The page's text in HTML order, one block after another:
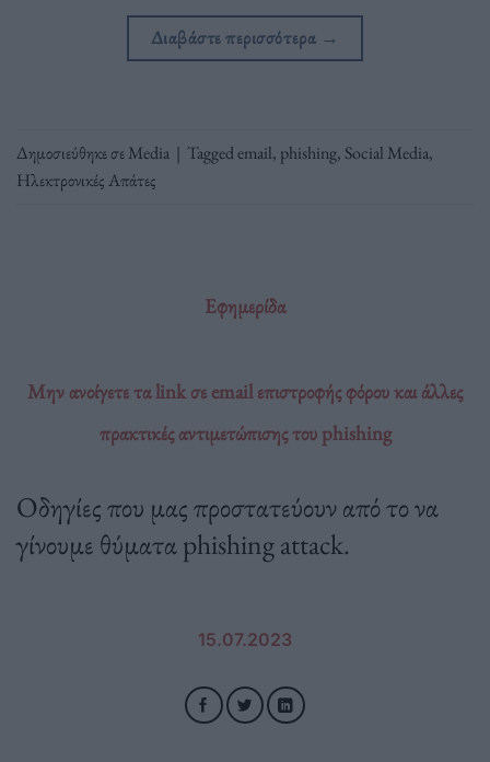
Διαβάστε περισσότερα →
Δημοσιεύθηκε σεMedia | Taggedemail, phishing, Social Media,
Ηλεκτρονικές Απάτες
Εφημερίδα
Μην ανοίγετε τα link σε email επιστροφής φόρου και άλλες
πρακτικές αντιμετώπισης του phishing
Οδηγίες που μας προστατεύουν από το να
γίνουμε θύματα phishing attack.
15.07.2023